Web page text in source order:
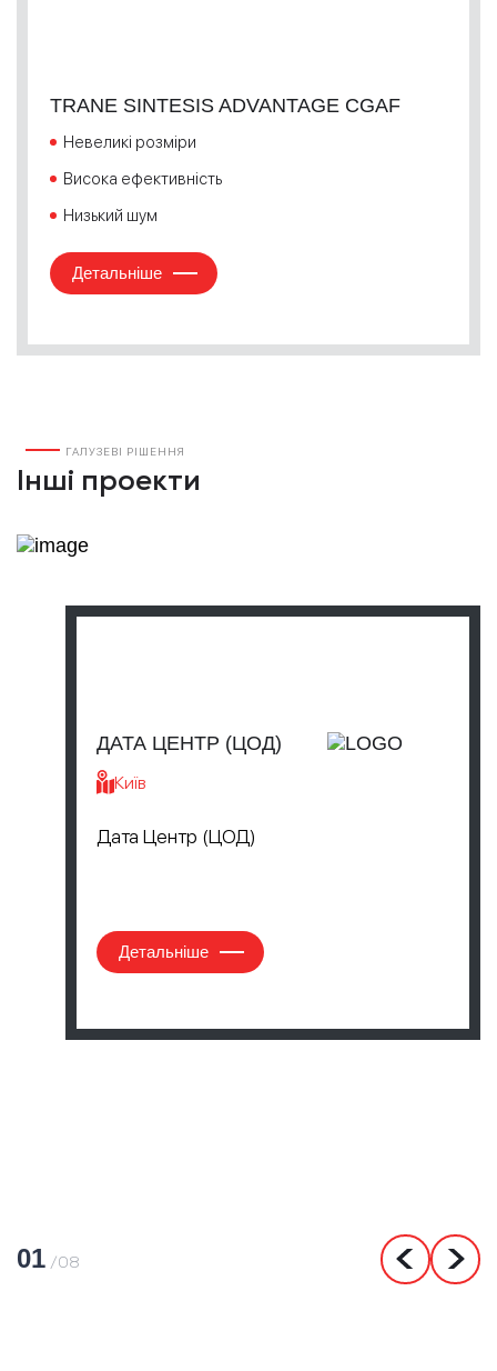
TRANE SINTESIS ADVANTAGE CGAF
Невеликі розміри
Висока ефективність
Низький шум
Детальніше
ГАЛУЗЕВІ РІШЕННЯ
Інші проекти
ДАТА ЦЕНТР (ЦОД)
Київ
Дата Центр (ЦОД)
Детальніше
01 /08